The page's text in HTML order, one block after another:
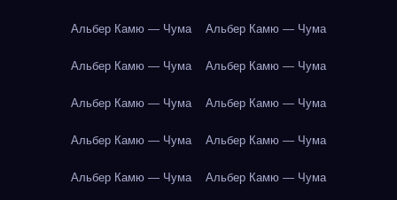
Альбер Камю — Чума Альбер Камю — Чума
Альбер Камю — Чума Альбер Камю — Чума
Альбер Камю — Чума Альбер Камю — Чума
Альбер Камю — Чума Альбер Камю — Чума
Альбер Камю — Чума Альбер Камю — Чума